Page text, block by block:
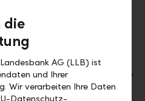
with great demand from
reflects LLB's excellent
to this, Group
"With its Tier 1 ratio
capital of CHF 2.2 billion,
stability. Our Moody's
die
AG (LLB) ist
und Ihrer
Wir verarbeiten Ihre Daten
Datenschutz-